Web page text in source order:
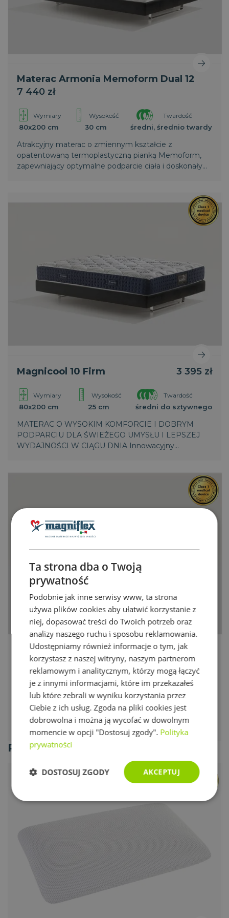
Materac Armonia Memoform Dual 12
7 440 zł
Wymiary
80x200 cm
Wysokość
30 cm
Twardość
średni, średnio twardy
Atrakcyjny materac o zmiennym kształcie z
opatentowaną termoplastyczną pianką Memoform,
zapewniający optymalne podparcie ciała i doskonały
Magnicool 10 Firm 3 395 zł
Wymiary
80x200 cm
Wysokość
25 cm
Twardość
średni do sztywnego
MATERAC O WYSOKIM KOMFORCIE I DOBRYM
PODPARCIU DLA ŚWIEŻEGO UMYSŁU I LEPSZEJ
WYDAJNOŚCI W CIĄGU DNIA Innowacyjny
Classico Comfort Plus 2 975 zł
Wymiary
80x200 cm
Wysokość
20 cm
Twardość
średnio miękki, średni
Niezywkle komfortowy materac średniej wysokości z
warstwą pianki pamięciowej i bardzo przyjemną w
dotyku powłoką z oddychającym pokrowcem. Idealny
dla ceniących komfort i delikatność.
Poduszki
Ta strona dba o Twoją
prywatność
Podobnie jak inne serwisy www, ta strona
używa plików cookies aby ułatwić korzystanie z
niej, dopasować treści do Twoich potrzeb oraz
analizy naszego ruchu i sposobu reklamowania.
Udostępniamy również informacje o tym, jak
korzystasz z naszej witryny, naszym partnerom
reklamowym i analitycznym, którzy mogą łączyć
je z innymi informacjami, które im przekazałeś
lub które zebrali w wyniku korzystania przez
Ciebie z ich usług. Zgoda na pliki cookies jest
dobrowolna i można ją wycofać w dowolnym
momencie w opcji "Dostosuj zgody". Polityka
prywatności
AKCEPTUJ
DOSTOSUJ ZGODY
Niezbędne Wydajność Targetowanie
Niesklasyfikowane